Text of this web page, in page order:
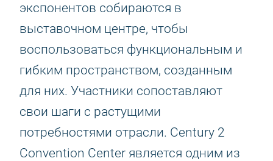
экспонентов собираются в
выставочном центре, чтобы
воспользоваться функциональным и
гибким пространством, созданным
для них. Участники сопоставляют
свои шаги с растущими
потребностями отрасли. Century 2
Convention Center является одним из